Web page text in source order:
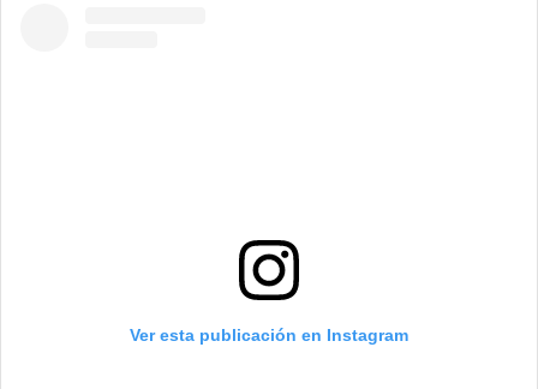
Ver esta publicación en Instagram